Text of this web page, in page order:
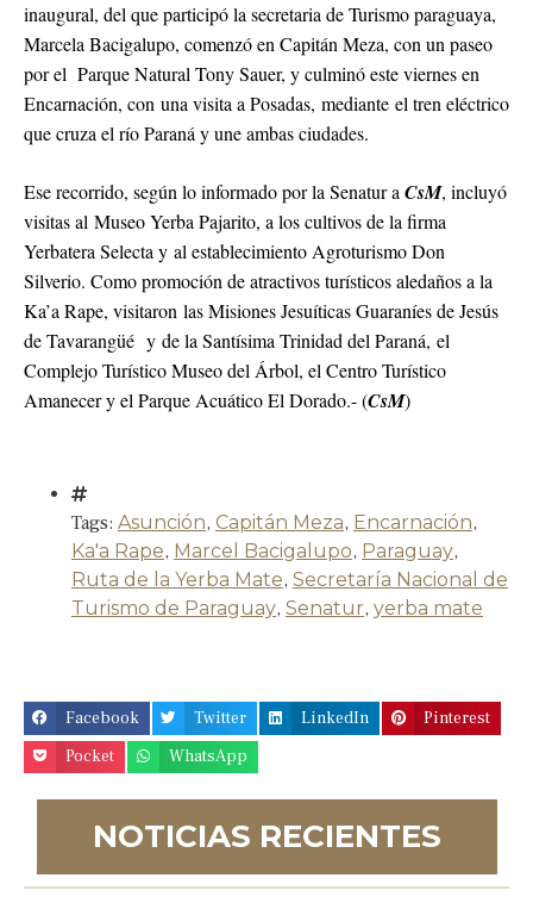
inaugural, del que participó la secretaria de Turismo paraguaya,
Marcela Bacigalupo, comenzó en Capitán Meza, con un paseo
por el Parque Natural Tony Sauer, y culminó este viernes en
Encarnación, con una visita a Posadas, mediante el tren eléctrico
que cruza el río Paraná y une ambas ciudades.
Ese recorrido, según lo informado por la Senatur a CsM, incluyó
visitas al Museo Yerba Pajarito, a los cultivos de la firma
Yerbatera Selecta y al establecimiento Agroturismo Don
Silverio. Como promoción de atractivos turísticos aledaños a la
Ka’a Rape, visitaron las Misiones Jesuíticas Guaraníes de Jesús
de Tavarangüé y de la Santísima Trinidad del Paraná, el
Complejo Turístico Museo del Árbol, el Centro Turístico
Amanecer y el Parque Acuático El Dorado.- (CsM)
Tags: Asunción, Capitán Meza, Encarnación,
Ka'a Rape, Marcel Bacigalupo, Paraguay,
Ruta de la Yerba Mate, Secretaría Nacional de
Turismo de Paraguay, Senatur, yerba mate
Facebook Twitter LinkedIn
Pinterest
Pocket
WhatsApp
NOTICIAS RECIENTES